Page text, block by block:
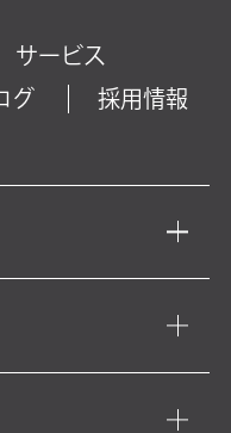
サービス
グ 採用情報